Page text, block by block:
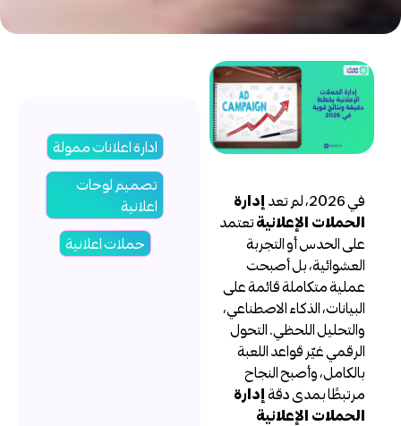
إدارة
الحملات الإعلانيةتعتمد
على الحدس أو التجربة
العشوائية، بل أصبحت
عملية متكاملة قائمة على
البيانات، الذكاء الاصطناعي،
والتحليل اللحظي. التحول
الرقمي غيّر قواعد اللعبة
بالكامل، وأصبح النجاح
مرتبطًا بمدى دقةإدارة
الحملات الإعلانية
ادارة اعلانات ممولة
تصميم لوحات
حملات اعلانية